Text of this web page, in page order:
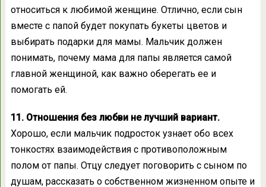
относиться к любимой женщине. Отлично, если сын
вместе с папой будет покупать букеты цветов и
выбирать подарки для мамы. Мальчик должен
понимать, почему мама для папы является самой
главной женщиной, как важно оберегать ее и
помогать ей.
11. Отношения без любви не лучший вариант.
Хорошо, если мальчик подросток узнает обо всех
тонкостях взаимодействия с противоположным
полом от папы. Отцу следует поговорить с сыном по
душам, рассказать о собственном жизненном опыте и